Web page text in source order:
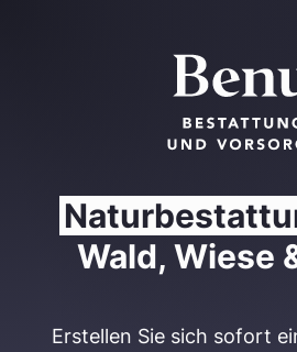
Wald, Wiese
Erstellen Sie sich sofort